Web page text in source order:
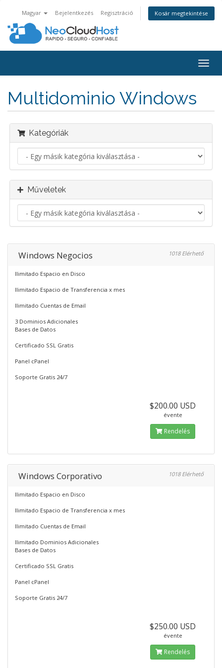
Magyar Bejelentkezés Regisztráció Kosár megtekintése
a
Multidominio Windows
Kategóriák
Műveletek
Windows Negocios 1018 Elérhető
Ilimitado Espacio en Disco
Ilimitado Espacio de Transferencia x mes
Ilimitado Cuentas de Email
3 Dominios Adicionales
Bases de Datos
Certificado SSL Gratis
Panel cPanel
Soporte Gratis 24/7
$200.00 USD
évente
Rendelés
Windows Corporativo 1018 Elérhető
Ilimitado Espacio en Disco
Ilimitado Espacio de Transferencia x mes
Ilimitado Cuentas de Email
Ilimitado Dominios Adicionales
Bases de Datos
Certificado SSL Gratis
Panel cPanel
Soporte Gratis 24/7
$250.00 USD
évente
Rendelés